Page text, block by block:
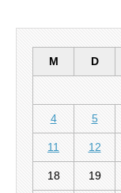
M
D
4 5
11 12
18 19